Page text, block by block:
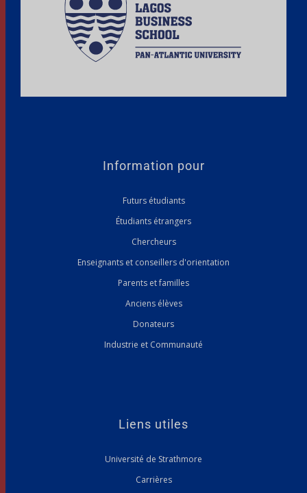
Information pour
Futurs étudiants
Étudiants étrangers
Chercheurs
Enseignants et conseillers d'orientation
Parents et familles
Anciens élèves
Donateurs
Industrie et Communauté
Liens utiles
Université de Strathmore
Carrières